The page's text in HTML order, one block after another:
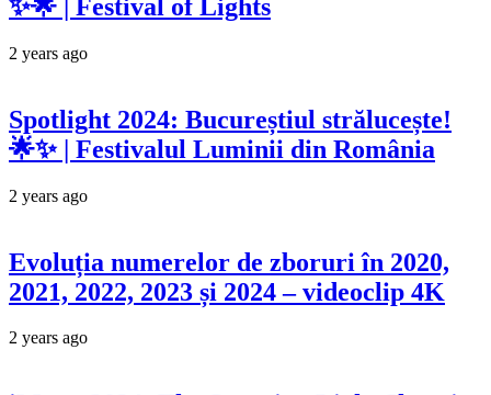
✨🌟 | Festival of Lights
2 years ago
Spotlight 2024: Bucureștiul strălucește!
🌟✨ | Festivalul Luminii din România
2 years ago
Evoluția numerelor de zboruri în 2020,
2021, 2022, 2023 și 2024 – videoclip 4K
2 years ago